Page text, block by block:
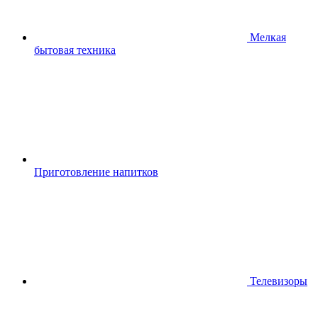
Мелкая
бытовая техника
Приготовление напитков
Телевизоры